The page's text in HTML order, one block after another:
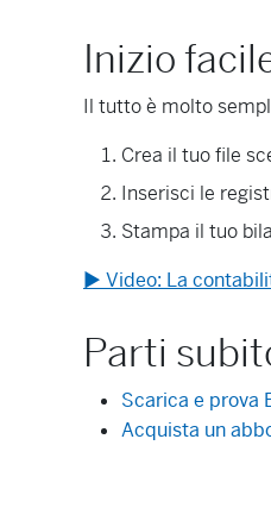
Inizio
Il tutto è molto
Crea il tuo file
Inserisci le
Stampa il tuo
▶ Video: La
Parti
Scarica e prova
Acquista un